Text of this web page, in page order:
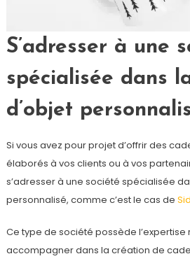
S’adresser à une
spécialisée dans
d’objet
Si vous avez pour projet d’offrir des
élaborés à vos clients ou à vos
s’adresser à une société spécialisée
personnalisé, comme c’est le cas de
Ce type de société possède l’expertise
accompagner dans la création de